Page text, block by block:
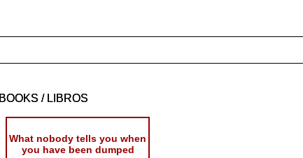
BOOKS / LIBROS
What nobody tells you when
you have been dumped